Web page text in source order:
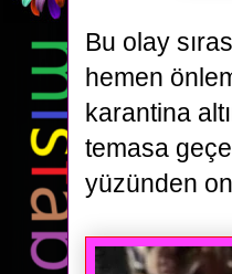
Bu olay
hemen
karantina
temasa
yüzünden